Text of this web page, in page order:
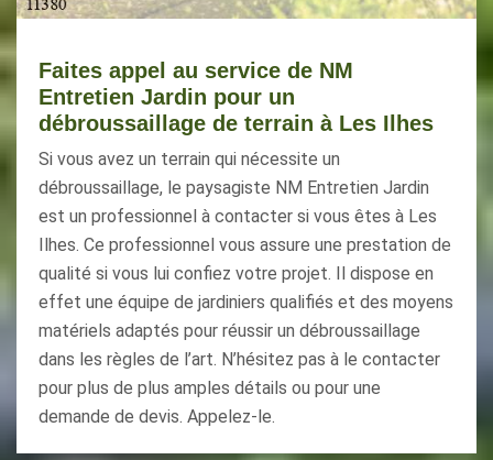
Faites appel au service de NM
Entretien Jardin pour un
débroussaillage de terrain à Les Ilhes
Si vous avez un terrain qui nécessite un
débroussaillage, le paysagiste NM Entretien Jardin
est un professionnel à contacter si vous êtes à Les
Ilhes. Ce professionnel vous assure une prestation de
qualité si vous lui confiez votre projet. Il dispose en
effet une équipe de jardiniers qualifiés et des moyens
matériels adaptés pour réussir un débroussaillage
dans les règles de l’art. N’hésitez pas à le contacter
pour plus de plus amples détails ou pour une
demande de devis. Appelez-le.